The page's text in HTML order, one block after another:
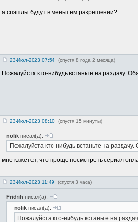
а спэшлы будут в меньшем разрешении?
23-Июл-2023 07:54 (спустя 8 года 2 месяца)
Пожалуйста кто-нибудь встаньте на раздачу.
23-Июл-2023 08:10 (спустя 15 минуты)
nolikписал(а):
Пожалуйста кто-нибудь встаньте на
мне кажется, что проще посмотреть сериал
23-Июл-2023 11:49 (спустя 3 часа)
Fridrih писал(а):
nolikписал(а):
Пожалуйста кто-нибудь встаньте на